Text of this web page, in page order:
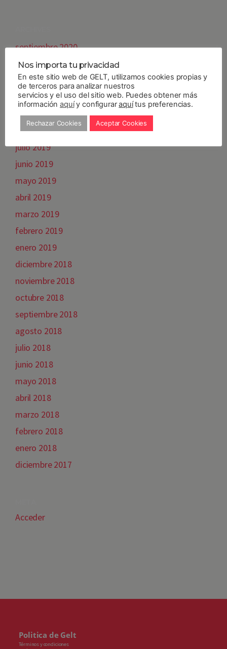
septiembre 2020
diciembre 2019
noviembre 2019
octubre 2019
septiembre 2019
agosto 2019
julio 2019
junio 2019
mayo 2019
abril 2019
marzo 2019
febrero 2019
enero 2019
diciembre 2018
noviembre 2018
octubre 2018
septiembre 2018
agosto 2018
julio 2018
junio 2018
mayo 2018
abril 2018
marzo 2018
febrero 2018
enero 2018
diciembre 2017
Acceder
Politica de Gelt
Términos y condiciones
Nos importa tu privacidad
En este sitio web de GELT, utilizamos cookies propias y
de terceros para analizar nuestros
servicios y el uso del sitio web. Puedes obtener más
informaciónaquíy configuraraquítus preferencias.
Rechazar Cookies Aceptar Cookies